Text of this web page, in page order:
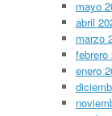
mayo
abril
marzo
febrero
enero